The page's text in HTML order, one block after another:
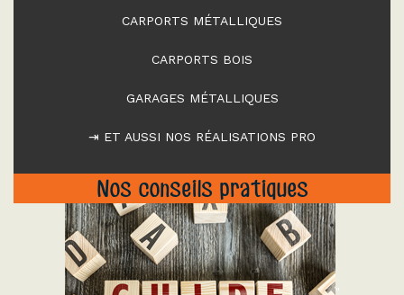
CARPORTS MÉTALLIQUES
CARPORTS BOIS
GARAGES MÉTALLIQUES
⇥ ET AUSSI NOS RÉALISATIONS PRO
Nos conseils pratiques
"